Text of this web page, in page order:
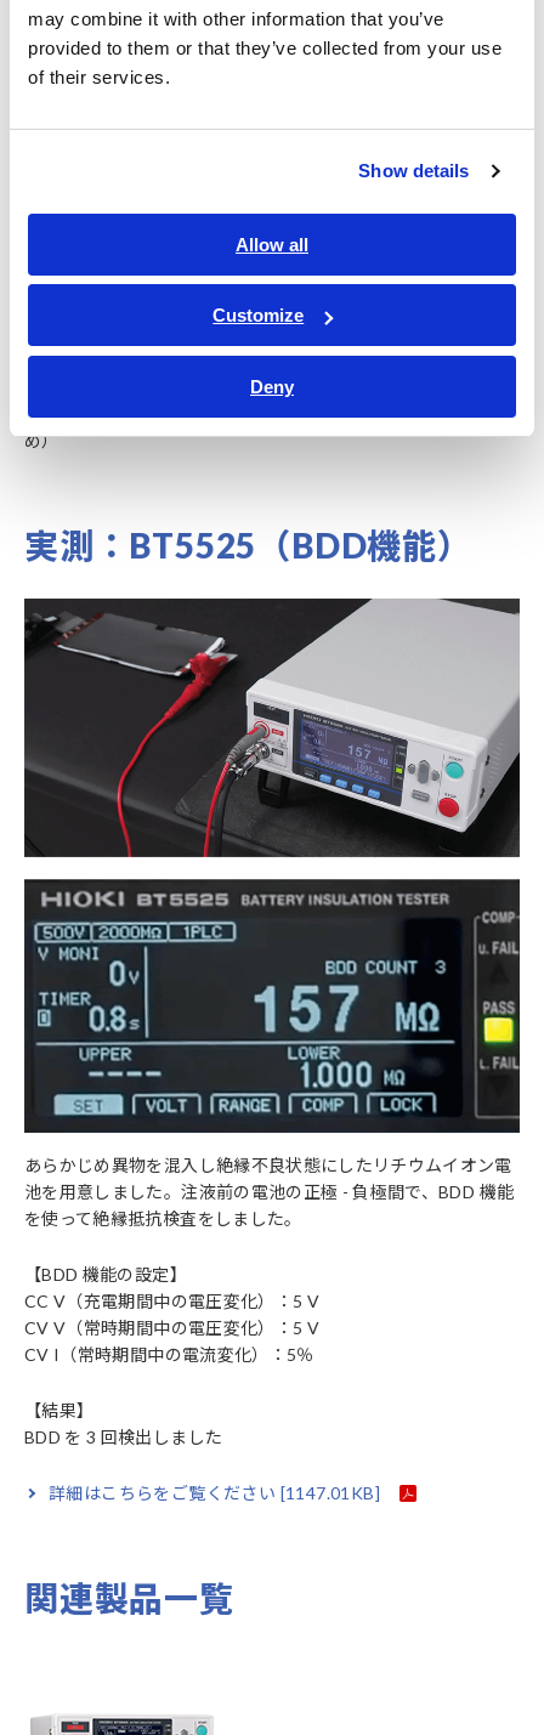
may combine it with other information that you’ve
provided to them or that they’ve collected from your use
of their services.
Show details
Allow all
Customize
Deny
直前の電圧値に対して判定します。
設定可能範囲 : 0.1 V ～ 500.0 V
常時の電圧（安定したところの電圧）に対して判定します。
充電後の定常状態の電流の変化量（％）で絶縁不良を検出しま
す。変化する直前の電流値に対して判定します。
設定可能範囲 : 0.1% ～ 999.9%
CC V/CV V：1 V, CV I：1%（ノイズによる誤検出を防ぐた
め）
実測：BT5525（BDD機能）
あらかじめ異物を混入し絶縁不良状態にしたリチウムイオン電
池を用意しました。注液前の電池の正極 - 負極間で、BDD 機能
を使って絶縁抵抗検査をしました。
【BDD 機能の設定】
CC V（充電期間中の電圧変化）：5 V
CV V（常時期間中の電圧変化）：5 V
CV I（常時期間中の電流変化）：5％
【結果】
BDD を 3 回検出しました
詳細はこちらをご覧ください [1147.01KB]
関連製品一覧